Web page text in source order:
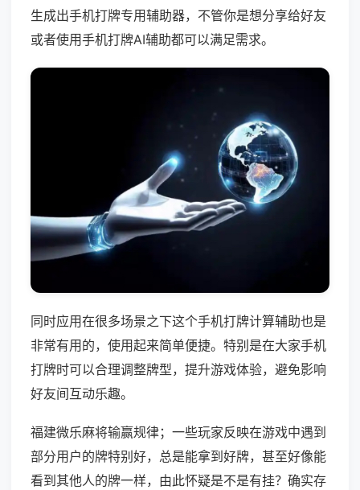
生成出手机打牌专用辅助器，不管你是想分享给好友
或者使用手机打牌AI辅助都可以满足需求。
同时应用在很多场景之下这个手机打牌计算辅助也是
非常有用的，使用起来简单便捷。特别是在大家手机
打牌时可以合理调整牌型，提升游戏体验，避免影响
好友间互动乐趣。
福建微乐麻将输赢规律；一些玩家反映在游戏中遇到
部分用户的牌特别好，总是能拿到好牌，甚至好像能
看到其他人的牌一样，由此怀疑是不是有挂？确实存